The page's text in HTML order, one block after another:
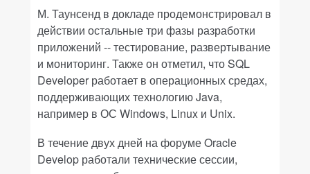
М. Таунсенд в докладе продемонстрировал в
действии остальные три фазы разработки
приложений -- тестирование, развертывание
и мониторинг. Также он отметил, чтоSQL
Developer работает в операционных средах,
поддерживающих технологиюJava,
например в ОС Windows, Linux и Unix.
В течение двух дней на форумеOracle
Develop работали технические сессии,